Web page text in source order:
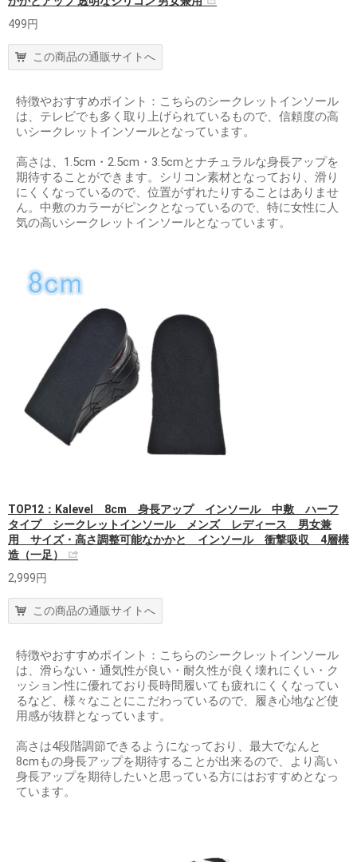
499円
この商品の通販サイトへ
特徴やおすすめポイント：こちらのシークレットインソール
は、テレビでも多く取り上げられているもので、信頼度の高
いシークレットインソールとなっています。
高さは、1.5cm・2.5cm・3.5cmとナチュラルな身長アップを
期待することができます。シリコン素材となっており、滑り
にくくなっているので、位置がずれたりすることはありませ
ん。中敷のカラーがピンクとなっているので、特に女性に人
気の高いシークレットインソールとなっています。
TOP12：Kalevel 8cm 身長アップ インソール 中敷 ハーフ
タイプ シークレットインソール メンズ レディース 男女兼
用 サイズ・高さ調整可能なかかと インソール 衝撃吸収 4層構
造（一足）
2,999円
この商品の通販サイトへ
特徴やおすすめポイント：こちらのシークレットインソール
は、滑らない・通気性が良い・耐久性が良く壊れにくい・ク
ッション性に優れており長時間履いても疲れにくくなってい
るなど、様々なことにこだわっているので、履き心地など使
用感が抜群となっています。
高さは4段階調節できるようになっており、最大でなんと
8cmもの身長アップを期待することが出来るので、より高い
身長アップを期待したいと思っている方にはおすすめとなっ
ています。